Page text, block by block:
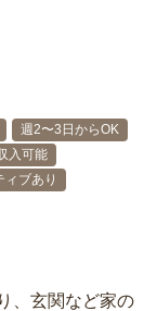
週2〜3日からOK
入可能
ィブあり
、玄関など家の